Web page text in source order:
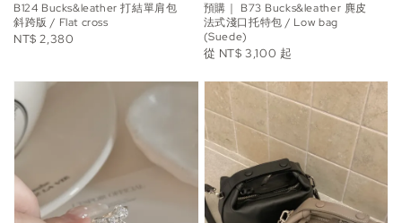
B124 Bucks&leather 打結單肩包
斜跨版 / Flat cross
Regular
NT$ 2,380
預購｜ B73 Bucks&leather 麂皮
法式淺口托特包 / Low bag
(Suede)
Regular
從 NT$ 3,100 起